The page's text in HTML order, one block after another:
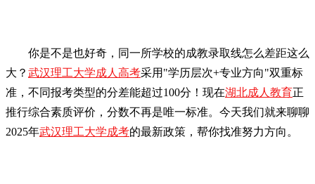
你是不是也好奇，同一所学校的成教录取线怎么差距这么
大？ 武汉理工大学成人高考采用"学历层次+专业方向"双重标
准，不同报考类型的分差能超过100分！现在湖北成人教育正
推行综合素质评价，分数不再是唯一标准。今天我们就来聊聊
2025年武汉理工大学成考的最新政策，帮你找准努力方向。